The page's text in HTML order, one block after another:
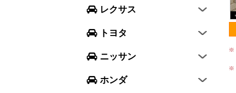
レクサス
LC
トヨタ
86
ニッサン
スカイライン
GT-R
ホンダ
N-WGN
グレイス
ヴェゼル
アテンザ ワゴン
CX-3
WRX S4
インプレッサ スポーツ
インプレッサ G4
ミラ
ミラ ココア
ムーヴ キャンバス
スペーシア
ハスラー